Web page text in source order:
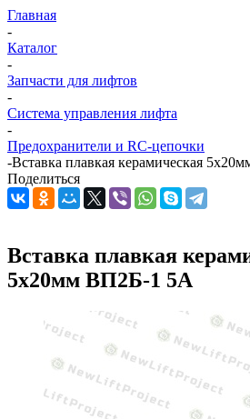
Главная
-
Каталог
-
Запчасти для лифтов
-
Система управления лифта
-
Предохранители и RC-цепочки
-Вставка плавкая керамическая
Поделиться
Вставка плавкая
5х20мм ВП2Б-1 5А